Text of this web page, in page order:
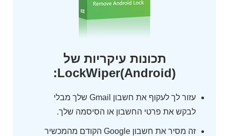
תכונות עיקריות של
LockWiper(Android):
עזור לך לעקוף את חשבון Gmail שלך מבלי
לבקש את פרטי החשבון או הסיסמה שלך.
זה מסיר את חשבון Google הקודם מהמכשיר